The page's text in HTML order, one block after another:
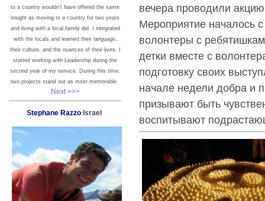
to a country wouldn’t have offered the same
insight as moving to a country for two years
and living with a local family did. I integrated
with the locals and learned their language,
their culture, and the nuances of their lives. I
started working with Leadership during the
second year of my service. During this time,
two projects stand out as most memorable.
Next >>>
Stephane Razzo Israel
вечера проводили
Мероприятие началось
волонтеры с
детки вместе с
подготовку своих
начале недели добра и
призывают быть
воспитывают